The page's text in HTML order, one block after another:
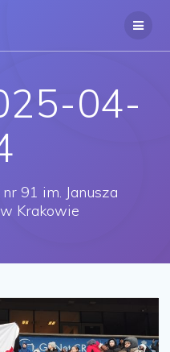
04-
91 im. Janusza
Krakowie